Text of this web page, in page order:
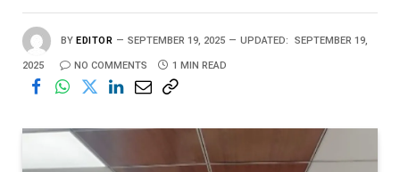
BY EDITOR SEPTEMBER 19, 2025 UPDATED: SEPTEMBER 19,
2025 NO COMMENTS 1 MIN READ